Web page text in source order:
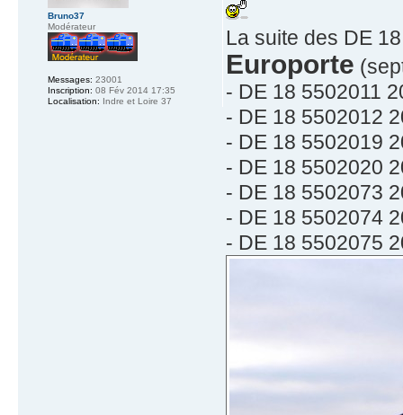
La suite des DE
Europorte
- DE 18 5502011
- DE 18 5502012
- DE 18 5502019
- DE 18 5502020
- DE 18 5502073
- DE 18 5502074
- DE 18 5502075
Bruno37
Modérateur
Messages: 23001
Inscription: 08 Fév 2014 17:35
Localisation: Indre et Loire 37